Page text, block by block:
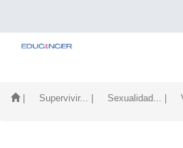
| Supervivir... | Sexualidad... |